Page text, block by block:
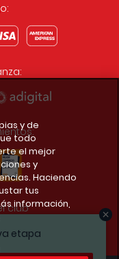
etapa
club
y de
todo
el mejor
y
Haciendo
tus
información,